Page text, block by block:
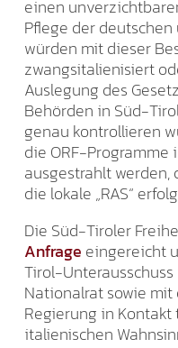
einen
Pflege der
würden mit dieser
zwangsitalienisiert
Auslegung des
Behörden in Süd-
genau kontrollieren
die ORF-
ausgestrahlt
die lokale „RAS“
Die Süd-Tiroler
Anfrage eingereicht
Tirol-
Nationalrat sowie
Regierung in
italienischen